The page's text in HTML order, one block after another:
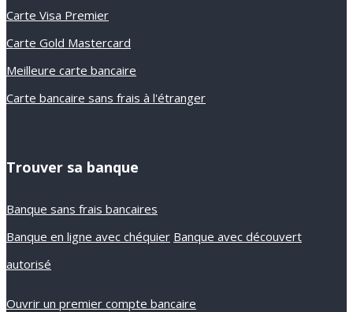
Carte Visa Premier
Carte Gold Mastercard
Meilleure carte bancaire
Carte bancaire sans frais à l'étranger
Trouver sa banque
Banque sans frais bancaires
Banque en ligne avec chéquier Banque avec découvert
autorisé
Ouvrir un premier compte bancaire